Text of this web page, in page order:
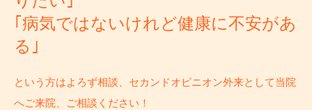
｢病気ではないけれど健康に不安があ
る｣
という方はよろず相談、セカンドオピニオン外来として当院
へご来院、ご相談ください！